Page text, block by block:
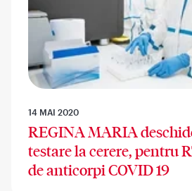
14 MAI 2020
REGINA MARIA
testare la cerere, pentru
de anticorpi COVID 19